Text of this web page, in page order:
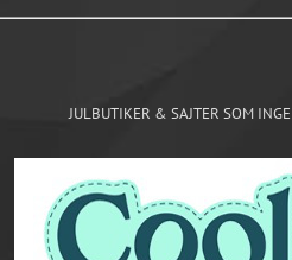
JULBUTIKER & SAJTER SOM